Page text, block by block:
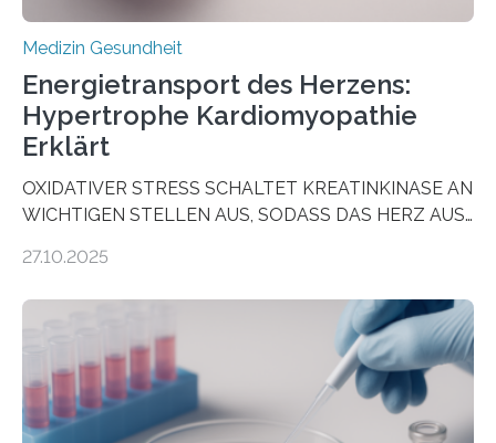
Medizin Gesundheit
Energietransport des Herzens:
Hypertrophe Kardiomyopathie
Erklärt
OXIDATIVER STRESS SCHALTET KREATINKINASE AN
WICHTIGEN STELLEN AUS, SODASS DAS HERZ AUS
aus dem Deutschen Zentrum für Herzinsuffizienz
im Journal Circulation, warum der Energietransport bei
der Hypertrophen Kardiomyopathie (HCM) versagen
kann und wie sich durch eine Verringerung der
Herzbelastung und des oxidativen Stresses
Rhythmusstörungen reduzieren lassen. Würzburg. Die
27.10.2025